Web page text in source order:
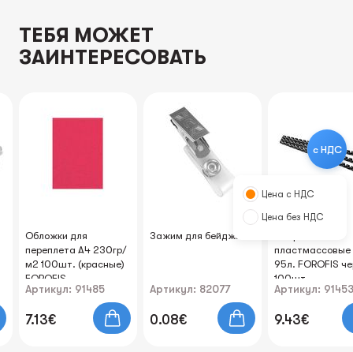
ТЕБЯ МОЖЕТ
ЗАИНТЕРЕСОВАТЬ
Обложки для
переплета A4 230гр/
м2 100шт. (красные)
FOROFIS
Артикул: 91485
7.13€
Зажим для бейджа
Артикул: 82077
0.08€
пластмассовые
95л. FOROFIS
100шт.
Артикул: 91453
9.43€
с НДС
Цена с НДС
Цена без НДС